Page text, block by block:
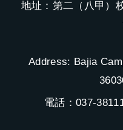
地址：第二（八甲）
Address: Bajia
電話：037-